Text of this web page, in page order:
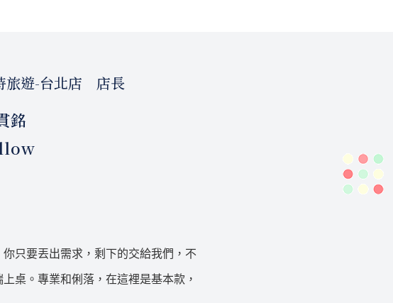
旅遊-台北店 店長
銘
只要丟出需求，剩下的交給我們，不
桌。專業和俐落，在這裡是基本款，